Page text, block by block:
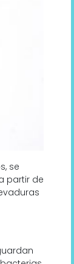
se
partir de